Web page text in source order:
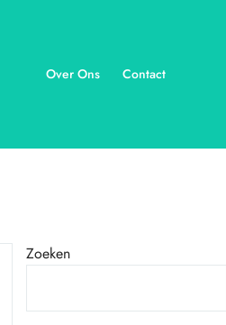
Over Ons Contact
Zoeken